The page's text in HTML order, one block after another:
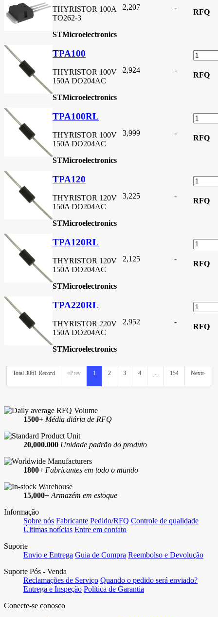
THYRISTOR 100A
TO262-3
STMicroelectronics
2,207 -
RFQ
TPA100
THYRISTOR 100V
150A DO204AC
STMicroelectronics
2,924 -
RFQ
TPA100RL
THYRISTOR 100V
150A DO204AC
STMicroelectronics
3,999 -
RFQ
TPA120
THYRISTOR 120V
150A DO204AC
STMicroelectronics
3,225 -
RFQ
TPA120RL
THYRISTOR 120V
150A DO204AC
STMicroelectronics
2,125 -
RFQ
TPA220RL
THYRISTOR 220V
150A DO204AC
STMicroelectronics
2,952 -
RFQ
Total 3061 Record «Prev 1 2 3 4 ... 154 Next»
1500+ Média diária de RFQ
20,000.000 Unidade padrão do produto
1800+ Fabricantes em todo o mundo
15,000+ Armazém em estoque
Informação
Sobre nós Fabricante Pedido/RFQ Controle de qualidade
Últimas notícias Entre em contato
Suporte
Envio e Entrega Guia de Compra Reembolso e Devolução
Suporte Pós - Venda
Reclamações de Serviço Quando o pedido será enviado?
Entrega e Inspeção Política de Garantia
Conecte-se conosco